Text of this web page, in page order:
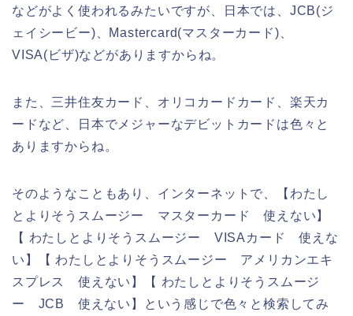
などがよく使われるみたいですが、日本では、JCB(ジ
ェイシービー)、Mastercard(マスターカード)、
VISA(ビザ)などがありますからね。
また、三井住友カード、オリコカードカード、楽天カ
ードなど、日本でメジャーなデビットカードは色々と
ありますからね。
そのようなこともあり、インターネットで、【わたし
とよりそうスムージー マスターカード 使えない】
【 わたしとよりそうスムージー VISAカード 使えな
い】【 わたしとよりそうスムージー アメリカンエキ
スプレス 使えない】【 わたしとよりそうスムージ
ー JCB 使えない】という感じで色々と検索してみ